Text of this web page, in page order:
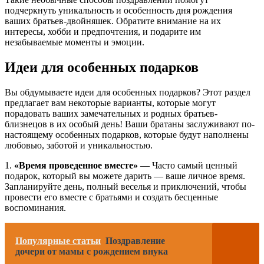
подчеркнуть уникальность и особенность дня рождения
ваших братьев-двойняшек. Обратите внимание на их
интересы, хобби и предпочтения, и подарите им
незабываемые моменты и эмоции.
Идеи для особенных подарков
Вы обдумываете идеи для особенных подарков? Этот раздел
предлагает вам некоторые варианты, которые могут
порадовать ваших замечательных и родных братьев-
близнецов в их особый день! Ваши братаны заслуживают по-
настоящему особенных подарков, которые будут наполнены
любовью, заботой и уникальностью.
1. «Время проведенное вместе» — Часто самый ценный
подарок, который вы можете дарить — ваше личное время.
Запланируйте день, полный веселья и приключений, чтобы
провести его вместе с братьями и создать бесценные
воспоминания.
Популярные статьи Поздравление
дочери от мамы с рождением внука